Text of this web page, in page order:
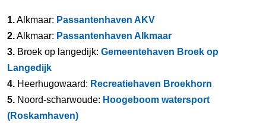
1.Alkmaar: Passantenhaven AKV
2.Alkmaar: Passantenhaven Alkmaar
3. Broek op langedijk: Gemeentehaven Broek op
Langedijk
4. Heerhugowaard: Recreatiehaven Broekhorn
5. Noord-scharwoude: Hoogeboom watersport
(Roskamhaven)